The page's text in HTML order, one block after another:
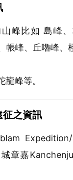
峰比如 島峰
帳峰、丘嚕峰、
龍峰等。
征之資訊
章嘉